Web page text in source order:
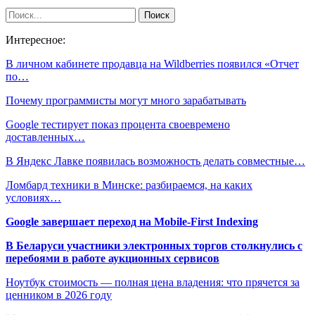
Интересное:
В личном кабинете продавца на Wildberries появился «Отчет
по…
Почему программисты могут много зарабатывать
Google тестирует показ процента своевремено
доставленных…
В Яндекс Лавке появилась возможность делать совместные…
Ломбард техники в Минске: разбираемся, на каких
условиях…
Google завершает переход на Mobile-First Indexing
В Беларуси участники электронных торгов столкнулись с
перебоями в работе аукционных сервисов
Ноутбук стоимость — полная цена владения: что прячется за
ценником в 2026 году